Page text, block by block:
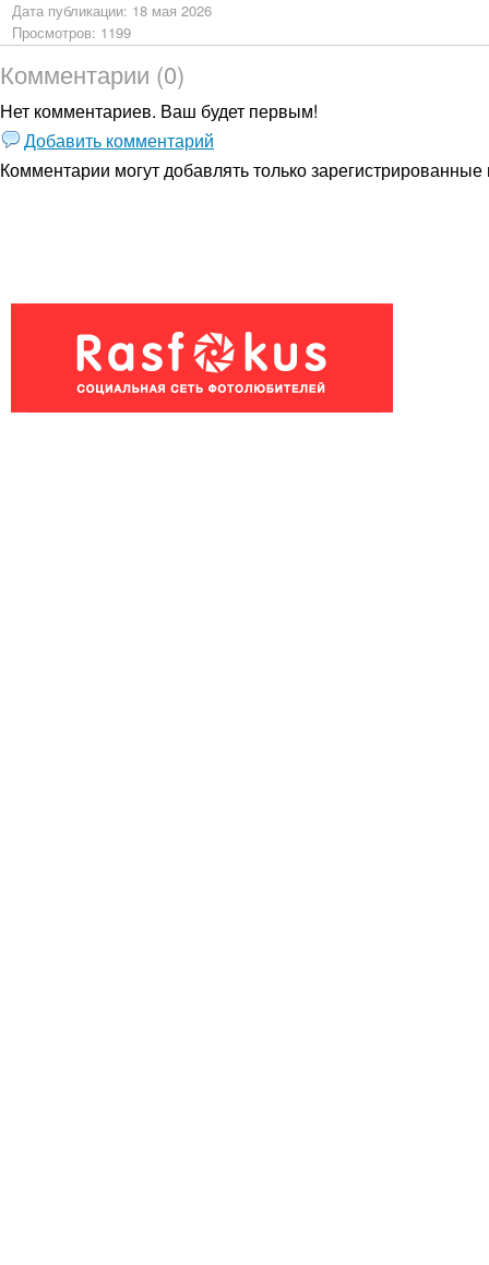
Дата публикации: 18 мая 2026
Просмотров: 1199
Комментарии (0)
Нет комментариев. Ваш будет первым!
Добавить комментарий
Комментарии могут добавлять толькозарегистрированные